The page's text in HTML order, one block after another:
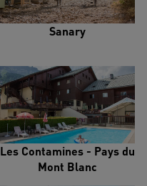
Sanary
Les Contamines - Pays du
Mont Blanc